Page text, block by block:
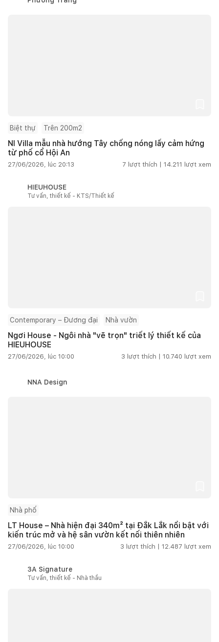
Biệt thự Trên 200m2
NI Villa mẫu nhà hướng Tây chống nóng lấy cảm hứng
từ phố cổ Hội An
27/06/2026, lúc 20:13 7 lượt thích | 14.211 lượt xem
HIEUHOUSE
Tư vấn, thiết kế - KTS/Thiết kế
Contemporary – Đương đại Nhà vườn
Ngơi House - Ngôi nhà "vẽ trọn" triết lý thiết kế của
HIEUHOUSE
27/06/2026, lúc 10:00 3 lượt thích | 10.740 lượt xem
NNA Design
Nhà phố
LT House – Nhà hiện đại 340m² tại Đắk Lắk nổi bật với
kiến trúc mở và hệ sân vườn kết nối thiên nhiên
27/06/2026, lúc 10:00 3 lượt thích | 12.487 lượt xem
3A Signature
Tư vấn, thiết kế - Nhà thầu